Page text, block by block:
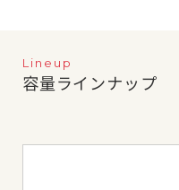
Lineup
容量ラインナップ